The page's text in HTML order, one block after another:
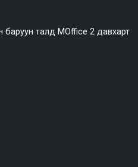
баруун талд MOffice 2 давхарт